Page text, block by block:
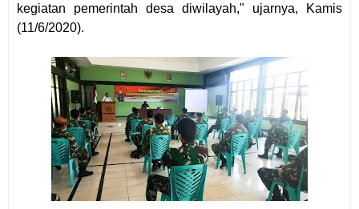
kegiatan pemerintah desa diwilayah," ujarnya, Kamis
(11/6/2020).